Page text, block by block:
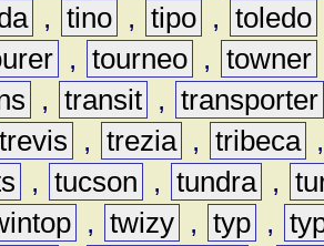
, tino , tipo , toledo
, tourneo , towner
, transit , transporter
trevis , trezia , tribeca
, tucson , tundra ,
, twizy , typ ,